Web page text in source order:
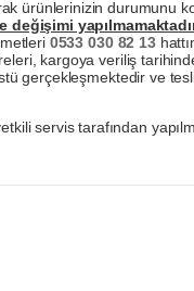
ürünlerinizin durumunu
değişimi
0533 030 82 13
kargoya veriliş
gerçekleşmektedir ve
servis tarafından